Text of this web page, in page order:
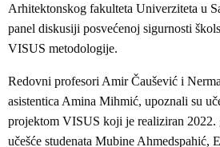
Arhitektonskog fakulteta Univerziteta u
panel diskusiji posvećenoj sigurnosti
VISUS metodologije.
Redovni profesori Amir Čaušević i
asistentica Amina Mihmić, upoznali su
projektom VISUS koji je realiziran 2022.
učešće studenata Mubine Ahmedspahić,